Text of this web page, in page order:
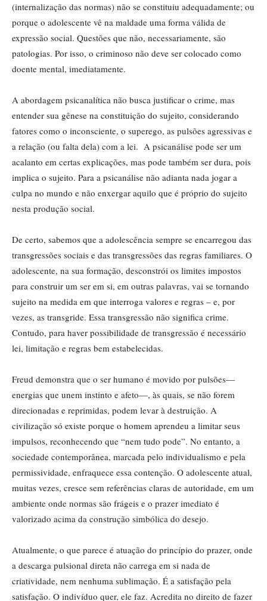
(internalização das normas) não se constituiu adequadamente; ou
porque o adolescente vê na maldade uma forma válida de
expressão social. Questões que não, necessariamente, são
patologias. Por isso, o criminoso não deve ser colocado como
doente mental, imediatamente.
A abordagem psicanalítica não busca justificar o crime, mas
entender sua gênese na constituição do sujeito, considerando
fatores como o inconsciente, o superego, as pulsões agressivas e
a relação (ou falta dela) com a lei. A psicanálise pode ser um
acalanto em certas explicações, mas pode também ser dura, pois
implica o sujeito. Para a psicanálise não adianta nada jogar a
culpa no mundo e não enxergar aquilo que é próprio do sujeito
nesta produção social.
De certo, sabemos que a adolescência sempre se encarregou das
transgressões sociais e das transgressões das regras familiares. O
adolescente, na sua formação, desconstrói os limites impostos
para construir um ser em si, em outras palavras, vai se tornando
sujeito na medida em que interroga valores e regras – e, por
vezes, as transgride. Essa transgressão não significa crime.
Contudo, para haver possibilidade de transgressão é necessário
lei, limitação e regras bem estabelecidas.
Freud demonstra que o ser humano é movido por pulsões—
energias que unem instinto e afeto—, às quais, se não forem
direcionadas e reprimidas, podem levar à destruição. A
civilização só existe porque o homem aprendeu a limitar seus
impulsos, reconhecendo que “nem tudo pode”. No entanto, a
sociedade contemporânea, marcada pelo individualismo e pela
permissividade, enfraquece essa contenção. O adolescente atual,
muitas vezes, cresce sem referências claras de autoridade, em um
ambiente onde normas são frágeis e o prazer imediato é
valorizado acima da construção simbólica do desejo.
Atualmente, o que parece é atuação do princípio do prazer, onde
a descarga pulsional direta não carrega em si nada de
criatividade, nem nenhuma sublimação. É a satisfação pela
satisfação. O indivíduo quer, ele faz. Acredita no direito de fazer